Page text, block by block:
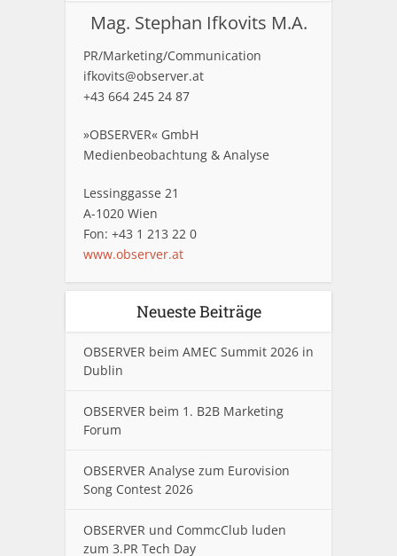
Mag. Stephan Ifkovits M.A.
PR/Marketing/Communication
ifkovits@observer.at
+43 664 245 24 87
»OBSERVER« GmbH
Medienbeobachtung & Analyse
Lessinggasse 21
A-1020 Wien
Fon: +43 1 213 22 0
www.observer.at
Neueste Beiträge
OBSERVER beim AMEC Summit 2026 in
Dublin
OBSERVER beim 1. B2B Marketing
Forum
OBSERVER Analyse zum Eurovision
Song Contest 2026
OBSERVER und CommcClub luden
zum 3.PR Tech Day